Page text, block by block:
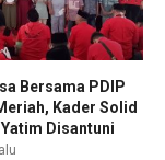
Bersama PDIP
Kader Solid
Disantuni